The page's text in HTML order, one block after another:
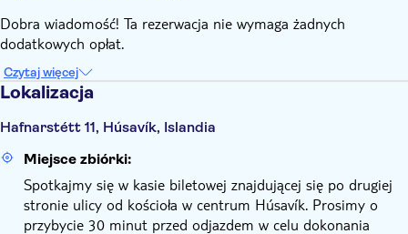
Dobra wiadomość! Ta rezerwacja nie wymaga żadnych
dodatkowych opłat.
Czytaj więcej
Lokalizacja
Hafnarstétt 11, Húsavík, Islandia
Miejsce zbiórki:
Spotkajmy się w kasie biletowej znajdującej się po drugiej
stronie ulicy od kościoła w centrum Húsavík. Prosimy o
przybycie 30 minut przed odjazdem w celu dokonania